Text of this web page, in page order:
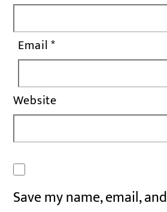
Email*
Website
Save my name, email,